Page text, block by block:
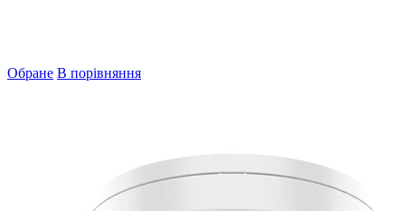
Обране В порівняння